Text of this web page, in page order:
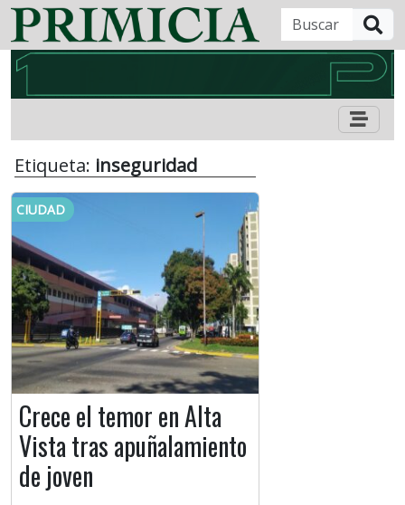
Etiqueta: inseguridad
CIUDAD
Crece el temor en Alta
Vista tras apuñalamiento
de joven